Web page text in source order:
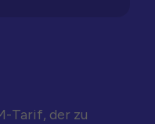
Tarif, der zu